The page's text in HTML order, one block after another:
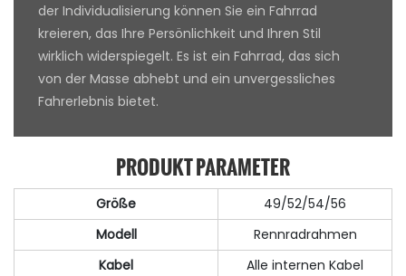
der Individualisierung können Sie ein Fahrrad
kreieren, das Ihre Persönlichkeit und Ihren Stil
wirklich widerspiegelt. Es ist ein Fahrrad, das sich
von der Masse abhebt und ein unvergessliches
Fahrerlebnis bietet.
PRODUKT PARAMETER
Größe
49/52/54/56
Modell
Rennradrahmen
Kabel
Alle internen Kabel